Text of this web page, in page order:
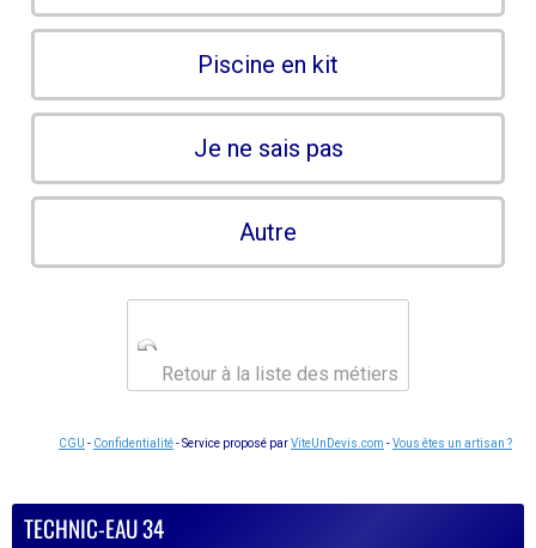
Piscine en kit
Je ne sais pas
Autre
Retour à la liste des métiers
CGU - Confidentialité- Service proposé parViteUnDevis.com -Vous êtes un artisan ?
TECHNIC-EAU 34